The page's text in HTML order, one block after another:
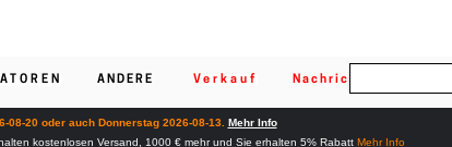
ANDERE Verkauf Nachricht
20 oder auch Donnerstag 2026-08-13. Mehr Info
kostenlosen Versand, 1000 € mehr und Sie erhalten 5% Rabatt Mehr Info